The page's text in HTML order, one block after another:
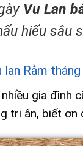
Vu Lan
hiểu sâu
Rằm
gia đình
tri ân, biết